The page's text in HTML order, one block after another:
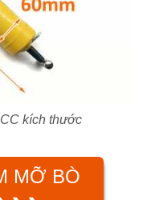
kích thước
MỠ BÒ